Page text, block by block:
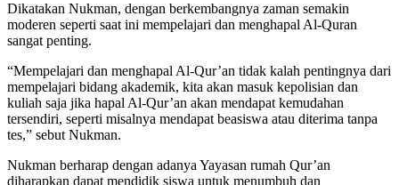
Dikatakan Nukman, dengan berkembangnya zaman semakin
moderen seperti saat ini mempelajari dan menghapal Al-Quran
sangat penting.
“Mempelajari dan menghapal Al-Qur’an tidak kalah pentingnya dari
mempelajari bidang akademik, kita akan masuk kepolisian dan
kuliah saja jika hapal Al-Qur’an akan mendapat kemudahan
tersendiri, seperti misalnya mendapat beasiswa atau diterima tanpa
tes,” sebut Nukman.
Nukman berharap dengan adanya Yayasan rumah Qur’an
diharapkan dapat mendidik siswa untuk menumbuh dan